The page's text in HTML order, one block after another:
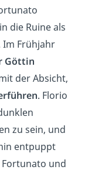
die Ruine als
Im Frühjahr
Göttin
der Absicht,
. Florio
zu sein, und
entpuppt
Fortunato und